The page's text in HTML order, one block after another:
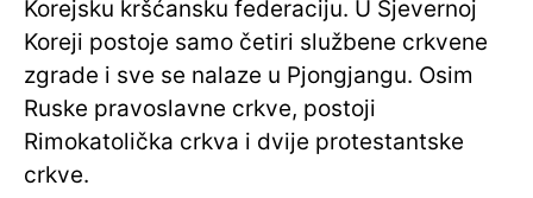
Korejsku kršćansku federaciju. U Sjevernoj
Koreji postoje samo četiri službene crkvene
zgrade i sve se nalaze u Pjongjangu. Osim
Ruske pravoslavne crkve, postoji
Rimokatolička crkva i dvije protestantske
crkve.